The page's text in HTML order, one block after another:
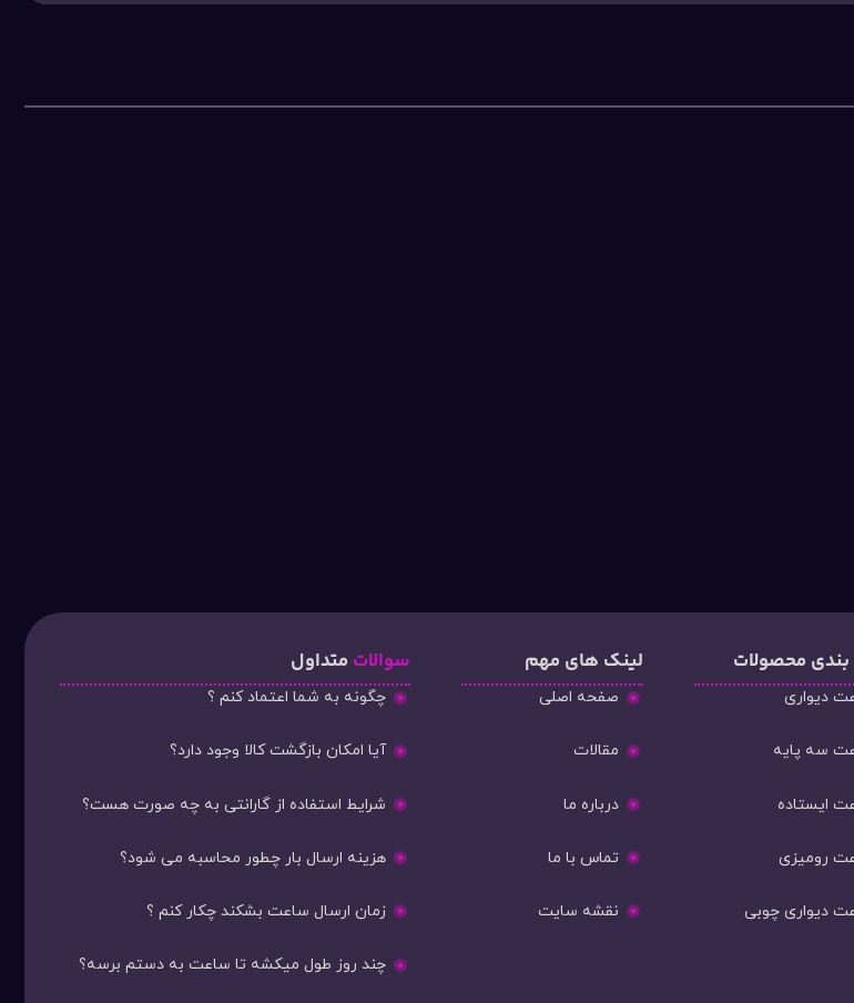
محصولات
دیواری
سه پایه
ایستاده
رومیزی
دیواری چوبی
لینک های مهم
صفحه اصلی
مقالات
درباره ما
تماس با ما
نقشه سایت
سوالات متداول
چگونه به شما اعتماد کنم ؟
آیا امکان بازگشت کالا وجود دارد؟
شرایط استفاده از گارانتی به چه صورت هست؟
هزینه ارسال بار چطور محاسبه می شود؟
زمان ارسال ساعت بشکند چکار کنم ؟
چند روز طول میکشه تا ساعت به دستم برسه؟